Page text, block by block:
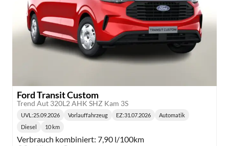
Ford Transit Custom
Trend Aut 320L2 AHK SHZ Kam 3S
UVL :25.09.2026 Vorlauffahrzeug EZ:31.07.2026 Automatik
Diesel 10 km
Verbrauch kombiniert: 7,90 l/100km